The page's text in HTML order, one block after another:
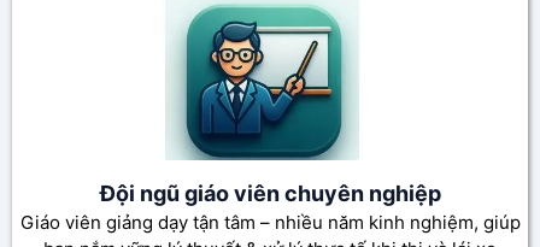
Đội ngũ giáo viên chuyên nghiệp
Giáo viên giảng dạy tận tâm – nhiều năm kinh nghiệm, giúp